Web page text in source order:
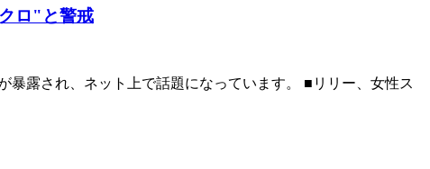
ロ"と警戒
露され、ネット上で話題になっています。 ■リリー、女性ス